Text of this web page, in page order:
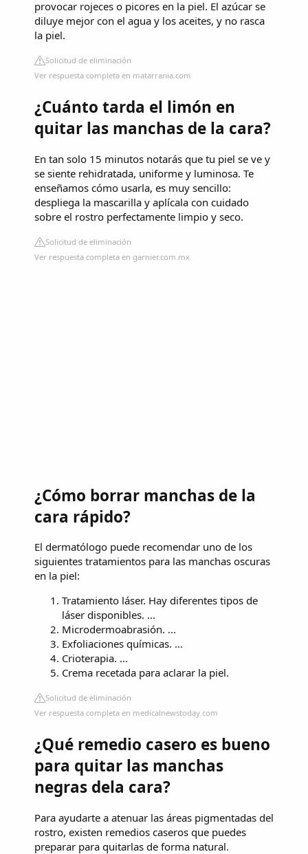
provocar rojeces o picores en la piel. El azúcar se
diluye mejor con el agua y los aceites, y no rasca
la piel.
Solicitud de eliminación
Ver respuesta completa en matarrania.com
¿Cuánto tarda el limón en
quitar las manchas de la cara?
En tan solo 15 minutos notarás que tu piel se ve y
se siente rehidratada, uniforme y luminosa. Te
enseñamos cómo usarla, es muy sencillo:
despliega la mascarilla y aplícala con cuidado
sobre el rostro perfectamente limpio y seco.
Solicitud de eliminación
Ver respuesta completa en garnier.com.mx
¿Cómo borrar manchas de la
cara rápido?
El dermatólogo puede recomendar uno de los
siguientes tratamientos para las manchas oscuras
en la piel:
Tratamiento láser. Hay diferentes tipos de
láser disponibles. ...
Microdermoabrasión. ...
Exfoliaciones químicas. ...
Crioterapia. ...
Crema recetada para aclarar la piel.
Solicitud de eliminación
Ver respuesta completa en medicalnewstoday.com
¿Qué remedio casero es bueno
para quitar las manchas
negras dela cara?
Para ayudarte a atenuar las áreas pigmentadas del
rostro, existen remedios caseros que puedes
preparar para quitarlas de forma natural.